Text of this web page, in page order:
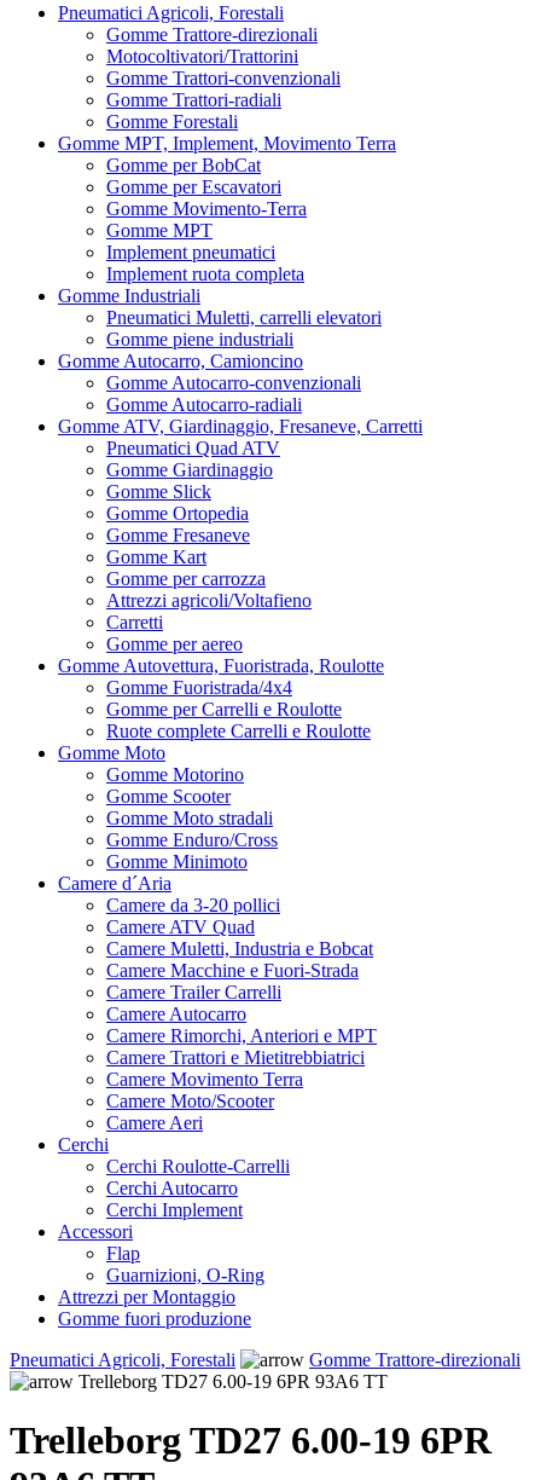
Pneumatici Agricoli, Forestali
Gomme Trattore-direzionali
Motocoltivatori/Trattorini
Gomme Trattori-convenzionali
Gomme Trattori-radiali
Gomme Forestali
Gomme MPT, Implement, Movimento Terra
Gomme per BobCat
Gomme per Escavatori
Gomme Movimento-Terra
Gomme MPT
Implement pneumatici
Implement ruota completa
Gomme Industriali
Pneumatici Muletti, carrelli elevatori
Gomme piene industriali
Gomme Autocarro, Camioncino
Gomme Autocarro-convenzionali
Gomme Autocarro-radiali
Gomme ATV, Giardinaggio, Fresaneve, Carretti
Pneumatici Quad ATV
Gomme Giardinaggio
Gomme Slick
Gomme Ortopedia
Gomme Fresaneve
Gomme Kart
Gomme per carrozza
Attrezzi agricoli/Voltafieno
Carretti
Gomme per aereo
Gomme Autovettura, Fuoristrada, Roulotte
Gomme Fuoristrada/4x4
Gomme per Carrelli e Roulotte
Ruote complete Carrelli e Roulotte
Gomme Moto
Gomme Motorino
Gomme Scooter
Gomme Moto stradali
Gomme Enduro/Cross
Gomme Minimoto
Camere d´Aria
Camere da 3-20 pollici
Camere ATV Quad
Camere Muletti, Industria e Bobcat
Camere Macchine e Fuori-Strada
Camere Trailer Carrelli
Camere Autocarro
Camere Rimorchi, Anteriori e MPT
Camere Trattori e Mietitrebbiatrici
Camere Movimento Terra
Camere Moto/Scooter
Camere Aeri
Cerchi
Cerchi Roulotte-Carrelli
Cerchi Autocarro
Cerchi Implement
Accessori
Flap
Guarnizioni, O-Ring
Attrezzi per Montaggio
Gomme fuori produzione
Pneumatici Agricoli, Forestali
Gomme Trattore-direzionali
Trelleborg TD27 6.00-19 6PR 93A6 TT
Trelleborg TD27 6.00-19 6PR